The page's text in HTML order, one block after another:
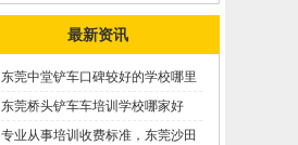
最新资讯
东莞中堂铲车口碑较好的学校哪里
有？
东莞桥头铲车车培训学校哪家好
呢？推荐一下
专业从事培训收费标准，东莞沙田